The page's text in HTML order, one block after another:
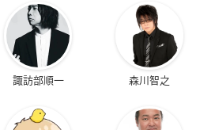
諏訪部順一 森川智之